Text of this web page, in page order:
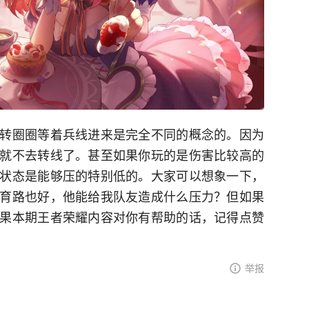
圈圈等着兵线进来是完全不同的概念的。因为
不去转线了。甚至如果你玩的是伤害比较高的
态是能够压的特别低的。大家可以想象一下，
路也好，他能给我队友造成什么压力？但如果
本期王者荣耀内容对你有帮助的话，记得点赞
举报